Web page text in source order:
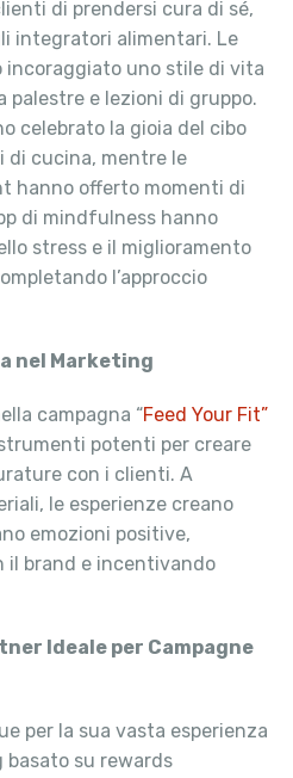
di prendersi cura di sé,
integratori alimentari. Le
incoraggiato uno stile di vita
palestre e lezioni di gruppo.
celebrato la gioia del cibo
di cucina, mentre le
hanno offerto momenti di
di mindfulness hanno
stress e il miglioramento
l’approccio
nel Marketing
campagna “Feed Your Fit”
potenti per creare
con i clienti. A
le esperienze creano
emozioni positive,
il brand e incentivando
Ideale per Campagne
per la sua vasta esperienza
su rewards